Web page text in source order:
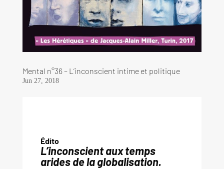
Mental n°36 – L’inconscient intime et politique
Jun 27, 2018
Édito
L’inconscient aux temps
arides de la globalisation.